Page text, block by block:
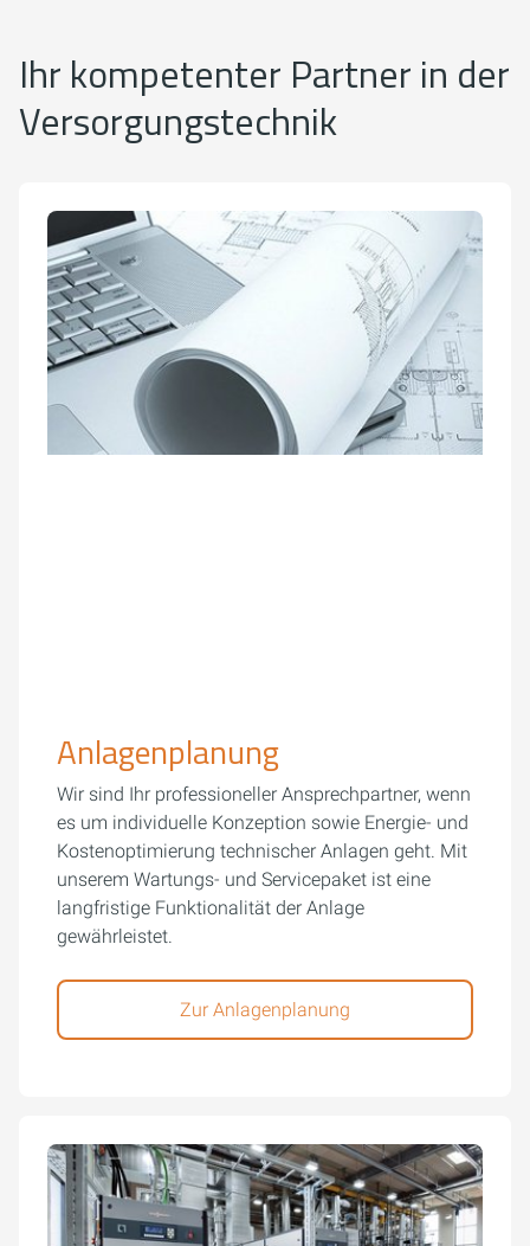
Ihr kompetenter Partner in der
Versorgungstechnik
Anlagenplanung
Wir sind Ihr professioneller Ansprechpartner, wenn
es um individuelle Konzeption sowie Energie- und
Kostenoptimierung technischer Anlagen geht. Mit
unserem Wartungs- und Servicepaket ist eine
langfristige Funktionalität der Anlage
gewährleistet.
Zur Anlagenplanung